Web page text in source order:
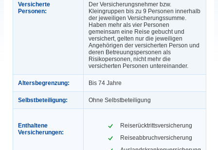
Versicherte
Personen:
Der Versicherungsnehmer bzw.
Kleingruppen bis zu 9 Personen innerhalb
der jeweiligen Versicherungssumme.
Haben mehr als vier Personen
gemeinsam eine Reise gebucht und
versichert, gelten nur die jeweiligen
Angehörigen der versicherten Person und
deren Betreuungspersonen als
Risikopersonen, nicht mehr die
versicherten Personen untereinander.
Altersbegrenzung: Bis 74 Jahre
Selbstbeteiligung: Ohne Selbstbeteiligung
Enthaltene
Versicherungen:
Reiserücktrittsversicherung
Reiseabbruchversicherung